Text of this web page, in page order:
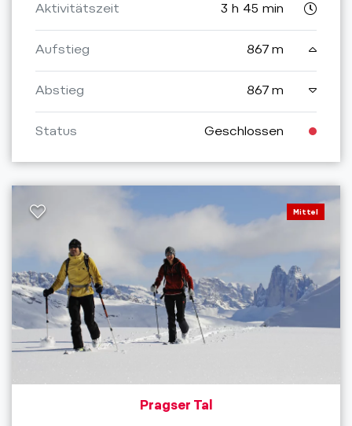
Aktivitätszeit 3 h 45 min
Aufstieg 867 m
Abstieg 867 m
Status Geschlossen
Mittel
Pragser Tal